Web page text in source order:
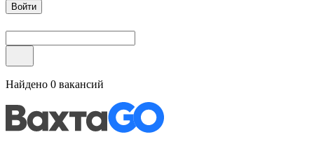
Войти
Найдено 0 вакансий